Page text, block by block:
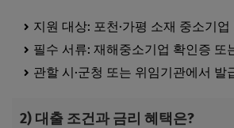
지원 대상: 포천·가평 소재 중소기업
필수 서류: 재해중소기업 확인증 또
관할 시·군청 또는 위임기관에서 발
2) 대출 조건과 금리 혜택은?